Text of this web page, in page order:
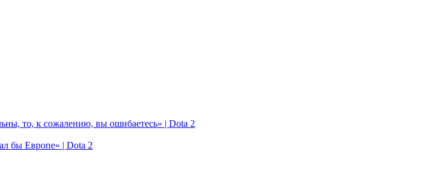
то, к сожалению, вы ошибаетесь» | Dota 2
бы Европе» | Dota 2